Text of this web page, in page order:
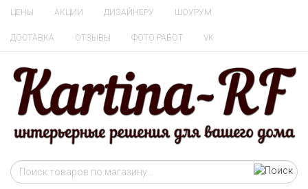
ЦЕНЫ АКЦИИ ДИЗАЙНЕРУ ШОУРУМ
ДОСТАВКА ОТЗЫВЫ ФОТО РАБОТ VK